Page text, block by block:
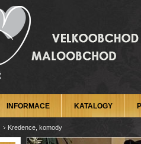
INFORMACE KATALOGY
Kredence, komody